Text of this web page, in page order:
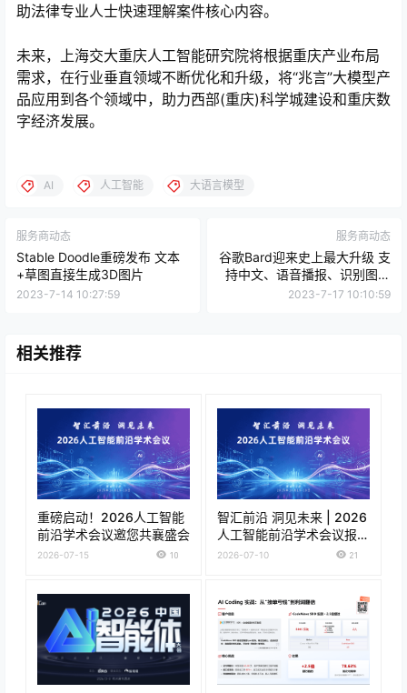
助法律专业人士快速理解案件核心内容。
未来，上海交大重庆人工智能研究院将根据重庆产业布局
需求，在行业垂直领域不断优化和升级，将“兆言”大模型产
品应用到各个领域中，助力西部(重庆)科学城建设和重庆数
字经济发展。
AI 人工智能 大语言模型
服务商动态
Stable Doodle重磅发布 文本
+草图直接生成3D图片
2023-7-14 10:27:59
服务商动态
谷歌Bard迎来史上最大升级 支
持中文、语音播报、识别图片
信息等
2023-7-17 10:10:59
相关推荐
重磅启动！2026人工智能
前沿学术会议邀您共襄盛会
2026-07-15 10
智汇前沿 洞见未来 | 2026
人工智能前沿学术会议报名
正式开启！
2026-07-10 21